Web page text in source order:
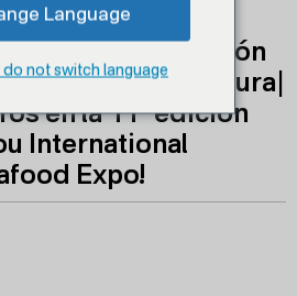
la alimentación
de la acuicultura|
en la 11ª edición
International
Expo!
Language
not switch language